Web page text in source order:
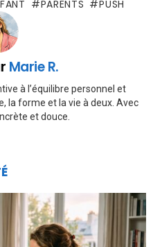
PARENTS PUSH
Marie R.
à l’équilibre personnel et
la forme et la vie à deux. Avec
et douce.